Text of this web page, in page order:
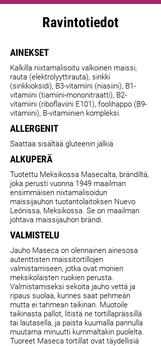
Ravintotiedot
AINEKSET
Kalkilla nixtamalisoitu valkoinen maissi,
rauta (elektrolyyttirauta), sinkki
(sinkkioksidi), B3-vitamiini (niasiini), B1-
vitamiini (tiamiini-mononitraatti), B2-
vitamiini (riboflaviini E101), foolihappo (B9-
vitamiini), B-vitamiinien kompleksi.
ALLERGENIT
Saattaa sisältää gluteenin jälkiä
ALKUPERÄ
Tuotettu Meksikossa Masecalta, brändiltä,
joka perusti vuonna 1949 maailman
ensimmäisen nixtamalisoidun
maissijauhon tuotantolaitoksen Nuevo
Leónissa, Meksikossa. Se on maailman
johtava maissijauhon brändi.
VALMISTELU
Jauho Maseca on olennainen ainesosa
autenttisten maissitortillojen
valmistamiseen, jotka ovat monien
meksikolaisten ruokien perusta.
Valmistamiseksi sekoita jauho vettä ja
ripaus suolaa, kunnes saat pehmeän
mutta ei tahmean taikinan. Muotoile
taikinasta pallot, litistä ne tortillaprässillä
tai lautasella, ja paista kuumalla pannulla
muutama minuutti kummaltakin puolelta.
Tuoreet Maseca tortillat ovat täydellisiä